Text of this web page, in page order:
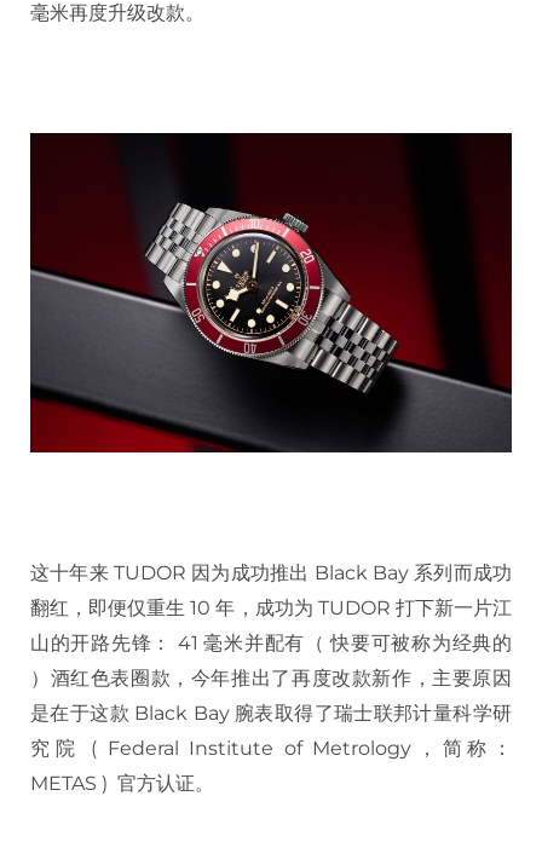
毫米再度升级改款。
这十年来 TUDOR 因为成功推出 Black Bay 系列而成功
翻红，即便仅重生 10 年，成功为 TUDOR 打下新一片江
山的开路先锋： 41 毫米并配有（ 快要可被称为经典的
）酒红色表圈款，今年推出了再度改款新作，主要原因
是在于这款 Black Bay 腕表取得了瑞士联邦计量科学研
究院 ( Federal Institute of Metrology，简称：
METAS ) 官方认证。